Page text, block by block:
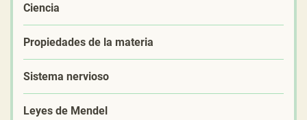
Ciencia
Propiedades de la materia
Sistema nervioso
Leyes de Mendel